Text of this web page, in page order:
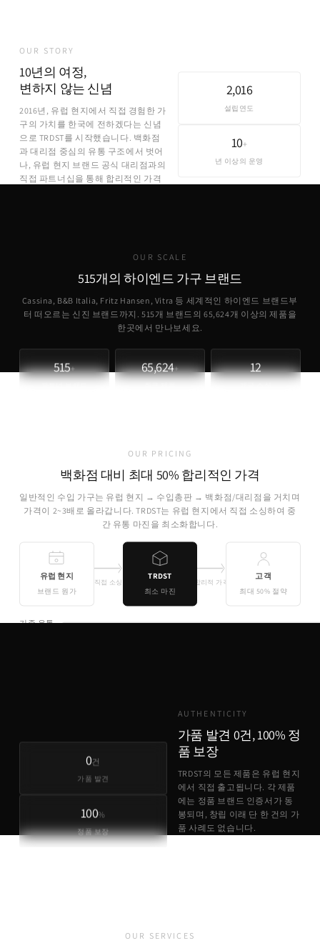
OUR STORY
10년의 여정,
변하지 않는 신념
2016년, 유럽 현지에서 직접 경험한 가
구의 가치를 한국에 전하겠다는 신념
으로 TRDST를 시작했습니다. 백화점
과 대리점 중심의 유통 구조에서 벗어
나, 유럽 현지 브랜드 공식 대리점과의
직접 파트너십을 통해 합리적인 가격
2,016
설립연도
10+
년 이상의 운영
OUR SCALE
515개의 하이엔드 가구 브랜드
Cassina, B&B Italia, Fritz Hansen, Vitra 등 세계적인 하이엔드 브랜드부
터 떠오르는 신진 브랜드까지. 515개 브랜드의65,624개 이상의 제품을
한곳에서 만나보세요.
515+ 65,624+ 12
OUR PRICING
백화점 대비 최대 50% 합리적인 가격
일반적인 수입 가구는 유럽 현지 → 수입총판 → 백화점/대리점을 거치며
가격이 2~3배로 올라갑니다. TRDST는 유럽 현지에서 직접 소싱하여 중
간 유통 마진을 최소화합니다.
유럽 현지
브랜드 원가
직접 소싱
TRDST
최소 마진
합리적 가격
고객
최대 50% 절약
기존 유통
AUTHENTICITY
가품 발견 0건, 100% 정
품 보장
TRDST의 모든 제품은 유럽 현지
에서 직접 출고됩니다. 각 제품
에는 정품 브랜드 인증서가 동
봉되며, 창립 이래 단 한 건의 가
품 사례도 없습니다.
0건
가품 발견
100%
정품 보장
OUR SERVICES